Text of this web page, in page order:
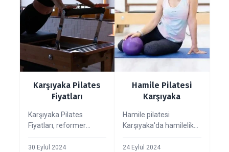
Karşıyaka Pilates
Fiyatları
Karşıyaka Pilates
Fiyatları, reformer
ders ve Karşıyaka'daki
30 Eylül 2024
Hamile Pilatesi
Karşıyaka
Hamile pilatesi
Karşıyaka'da hamilelik
yapılabilecek bir
24 Eylül 2024